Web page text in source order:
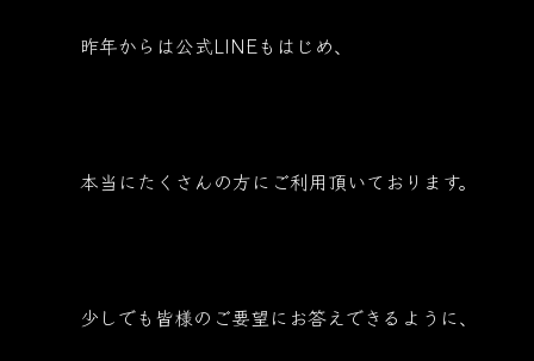
昨年からは公式LINEもはじめ、
本当にたくさんの方にご利用頂いております。
少しでも皆様のご要望にお答えできるように、